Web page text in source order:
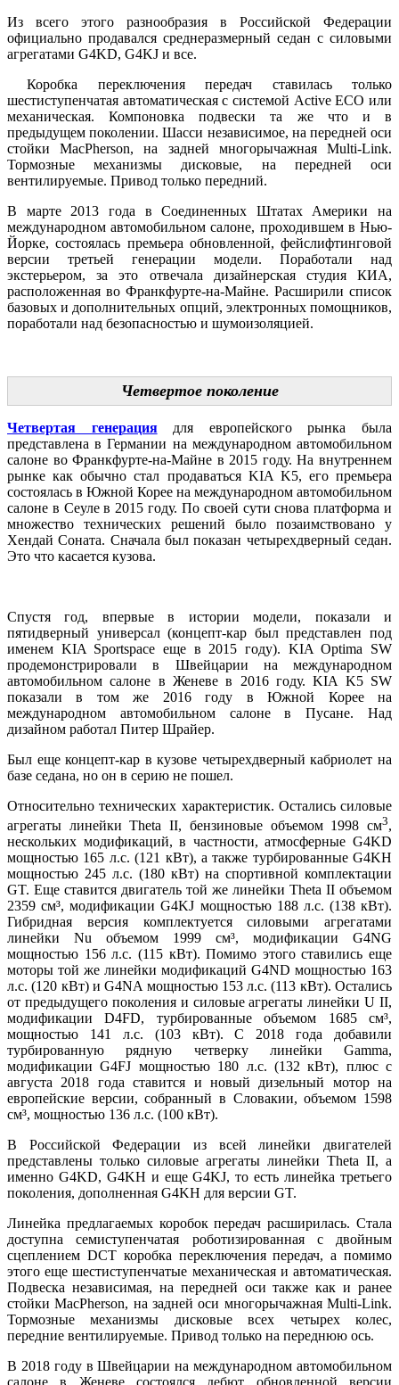
Из всего этого разнообразия в Российской Федерации
официально продавался среднеразмерный седан с силовыми
агрегатами G4KD, G4KJ и все.
Коробка переключения передач ставилась только
шестиступенчатая автоматическая с системой Active ECO или
механическая. Компоновка подвески та же что и в
предыдущем поколении. Шасси независимое, на передней оси
стойки MacPherson, на задней многорычажная Multi-Link.
Тормозные механизмы дисковые, на передней оси
вентилируемые. Привод только передний.
В марте 2013 года в Соединенных Штатах Америки на
международном автомобильном салоне, проходившем в Нью-
Йорке, состоялась премьера обновленной, фейслифтинговой
версии третьей генерации модели. Поработали над
экстерьером, за это отвечала дизайнерская студия КИА,
расположенная во Франкфурте-на-Майне. Расширили список
базовых и дополнительных опций, электронных помощников,
поработали над безопасностью и шумоизоляцией.
Четвертое поколение
Четвертая генерациядля европейского рынка была
представлена в Германии на международном автомобильном
салоне во Франкфурте-на-Майне в 2015 году. На внутреннем
рынке как обычно стал продаваться KIA K5, его премьера
состоялась в Южной Корее на международном автомобильном
салоне в Сеуле в 2015 году. По своей сути снова платформа и
множество технических решений было позаимствовано у
Хендай Соната. Сначала был показан четырехдверный седан.
Это что касается кузова.
Спустя год, впервые в истории модели, показали и
пятидверный универсал (концепт-кар был представлен под
именем KIA Sportspace еще в 2015 году). KIA Optima SW
продемонстрировали в Швейцарии на международном
автомобильном салоне в Женеве в 2016 году. KIA K5 SW
показали в том же 2016 году в Южной Корее на
международном автомобильном салоне в Пусане. Над
дизайном работал Питер Шрайер.
Был еще концепт-кар в кузове четырехдверный кабриолет на
базе седана, но он в серию не пошел.
Относительно технических характеристик. Остались силовые
агрегаты линейки Theta II, бензиновые объемом 1998 см3,
нескольких модификаций, в частности, атмосферные G4KD
мощностью 165 л.с. (121 кВт), а также турбированные G4KH
мощностью 245 л.с. (180 кВт) на спортивной комплектации
GT. Еще ставится двигатель той же линейки Theta II объемом
2359 см³, модификации G4KJ мощностью 188 л.с. (138 кВт).
Гибридная версия комплектуется силовыми агрегатами
линейки Nu объемом 1999 см³, модификации G4NG
мощностью 156 л.с. (115 кВт). Помимо этого ставились еще
моторы той же линейки модификаций G4ND мощностью 163
л.с. (120 кВт) и G4NA мощностью 153 л.с. (113 кВт). Остались
от предыдущего поколения и силовые агрегаты линейки U II,
модификации D4FD, турбированные объемом 1685 см³,
мощностью 141 л.с. (103 кВт). С 2018 года добавили
турбированную рядную четверку линейки Gamma,
модификации G4FJ мощностью 180 л.с. (132 кВт), плюс с
августа 2018 года ставится и новый дизельный мотор на
европейские версии, собранный в Словакии, объемом 1598
см³, мощностью 136 л.с. (100 кВт).
В Российской Федерации из всей линейки двигателей
представлены только силовые агрегаты линейки Theta II, а
именно G4KD, G4KH и еще G4KJ, то есть линейка третьего
поколения, дополненная G4KH для версии GT.
Линейка предлагаемых коробок передач расширилась. Стала
доступна семиступенчатая роботизированная с двойным
сцеплением DCT коробка переключения передач, а помимо
этого еще шестиступенчатые механическая и автоматическая.
Подвеска независимая, на передней оси также как и ранее
стойки MacPherson, на задней оси многорычажная Multi-Link.
Тормозные механизмы дисковые всех четырех колес,
передние вентилируемые. Привод только на переднюю ось.
В 2018 году в Швейцарии на международном автомобильном